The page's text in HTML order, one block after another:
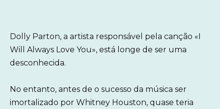
Dolly Parton, a artista responsável pela canção «I
Will Always Love You», está longe de ser uma
desconhecida.
No entanto, antes de o sucesso da música ser
imortalizado por Whitney Houston, quase teria